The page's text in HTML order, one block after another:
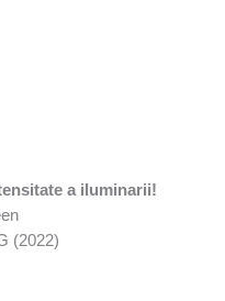
a iluminarii!
(2022)